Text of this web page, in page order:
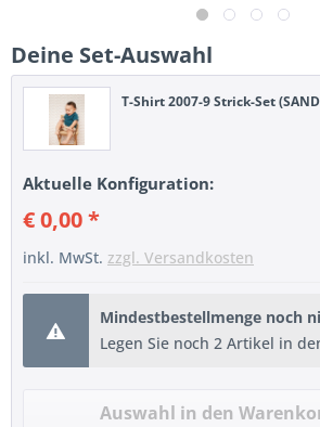
Deine Set-Auswahl
T-Shirt 2007-9 Strick-Set
Aktuelle Konfiguration:
€ 0,00 *
inkl. MwSt. zzgl. Versandkosten
Mindestbestellmenge noch
Legen Sie noch 2 Artikel in